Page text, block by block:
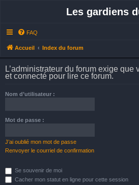
Les gardiens
FAQ
Accueil Index du forum
L’administrateur du forum exige que
et connecté pour lire ce forum.
Nom d’utilisateur :
Mot de passe :
J’ai oublié mon mot de passe
Renvoyer le courriel de confirmation
Se souvenir de moi
Cacher mon statut en ligne pour cette session